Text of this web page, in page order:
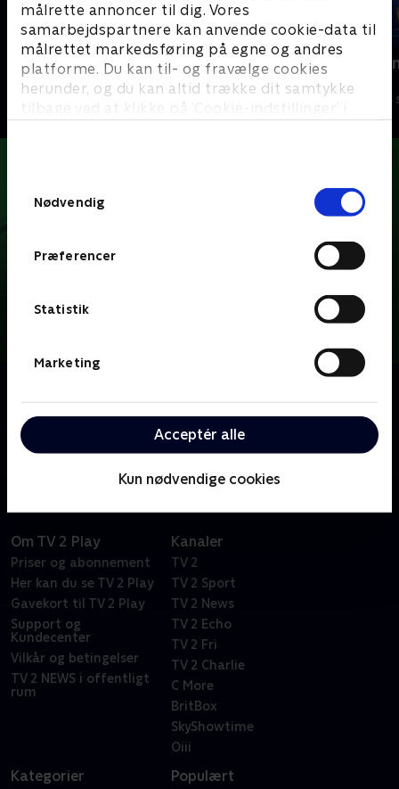
målrette annoncer til dig. Vores
samarbejdspartnere kan anvende cookie-data til
målrettet markedsføring på egne og andres
platforme. Du kan til- og fravælge cookies
herunder, og du kan altid trække dit samtykke
tilbage ved at klikke på ’Cookie-indstillinger’ i
Nødvendig
Præferencer
Statistik
Marketing
Acceptér alle
Kun nødvendige cookies
Lykkehjulet
Quiz-shows • 2 sæsoner
Feltet -
quizkamp
Quiz-shows •
det danske sprog og masser af konkurrence. Hvem
er hurtigst på buzzeren?
Om TV 2 Play
Priser og abonnement
Her kan du se TV 2 Play
Gavekort til TV 2 Play
Support og
Kundecenter
Vilkår og betingelser
TV 2 NEWS i offentligt
rum
Kanaler
TV 2
TV 2 Sport
TV 2 News
TV 2 Echo
TV 2 Fri
TV 2 Charlie
C More
BritBox
SkyShowtime
Oiii
Kategorier Populært